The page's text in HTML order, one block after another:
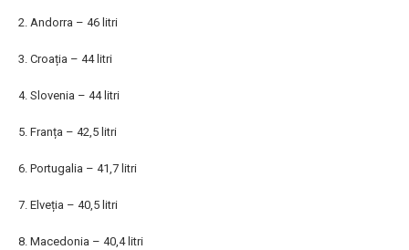
2. Andorra – 46 litri
3. Croația – 44 litri
4. Slovenia – 44 litri
5. Franța – 42,5 litri
6. Portugalia – 41,7 litri
7. Elveția – 40,5 litri
8. Macedonia – 40,4 litri